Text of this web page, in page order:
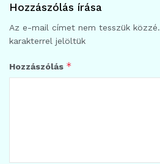
Hozzászólás írása
Az e-mail címet nem tesszük közzé.
karakterrel jelöltük
Hozzászólás *